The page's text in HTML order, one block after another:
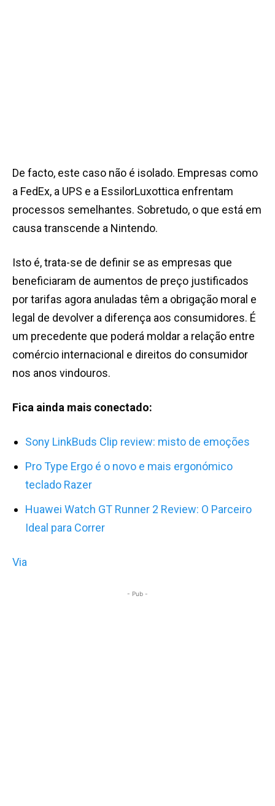
De facto, este caso não é isolado. Empresas como
a FedEx, a UPS e a EssilorLuxottica enfrentam
processos semelhantes. Sobretudo, o que está em
causa transcende a Nintendo.
Isto é, trata-se de definir se as empresas que
beneficiaram de aumentos de preço justificados
por tarifas agora anuladas têm a obrigação moral e
legal de devolver a diferença aos consumidores. É
um precedente que poderá moldar a relação entre
comércio internacional e direitos do consumidor
nos anos vindouros.
Fica ainda mais conectado:
Sony LinkBuds Clip review: misto de emoções
Pro Type Ergo é o novo e mais ergonómico
teclado Razer
Huawei Watch GT Runner 2 Review: O Parceiro
Ideal para Correr
Via
- Pub -